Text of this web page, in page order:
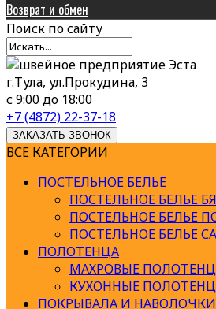
Возврат и обмен
Поиск по сайту
г.Тула, ул.Прокудина, 3
с 9:00 до 18:00
+7 (4872) 22-37-18
ЗАКАЗАТЬ ЗВОНОК
ВСЕ КАТЕГОРИИ
ПОСТЕЛЬНОЕ БЕЛЬЕ
ПОСТЕЛЬНОЕ БЕЛЬЕ
ПОСТЕЛЬНОЕ БЕЛЬЕ
ПОСТЕЛЬНОЕ БЕЛЬЕ
ПОЛОТЕНЦА
МАХРОВЫЕ
КУХОННЫЕ
ПОКРЫВАЛА И